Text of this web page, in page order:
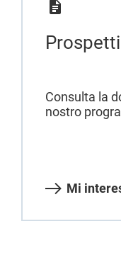
Consulta la
nostro
Mi